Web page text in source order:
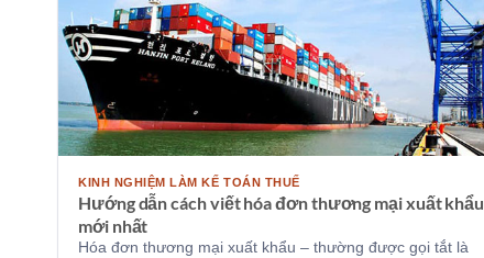
KINH NGHIỆM LÀM KẾ TOÁN THUẾ
Hướng dẫn cách viết hóa đơn thương mại xuất khẩu
mới nhất
Hóa đơn thương mại xuất khẩu – thường được gọi tắt là